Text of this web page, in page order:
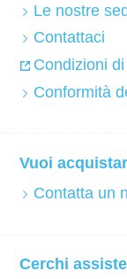
Le nostre
Contattaci
Condizioni
Conformità
Vuoi
Contatta un
Cerchi